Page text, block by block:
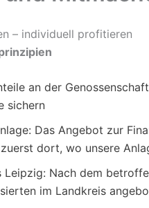
– individuell profitieren
an der
sichern
Das Angebot zur
dort, wo unsere
Leipzig: Nach dem
im Landkreis